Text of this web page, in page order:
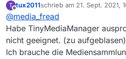
vernünftige
möglich.
Guck Dir mal Kodi mit
TinyMediaManager
T
Offline
tux2011schrieb am 21. Sept. 2021,
zuletzt editiert von
@media_fread
Habe TinyMediaManager
nicht geeignet. (zu aufgeblasen)
Ich brauche die